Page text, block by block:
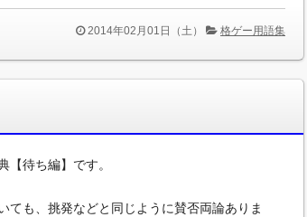
2014年02月01日（土） 格ゲー用語集
【待ち編】です。
ても、挑発などと同じように賛否両論ありま